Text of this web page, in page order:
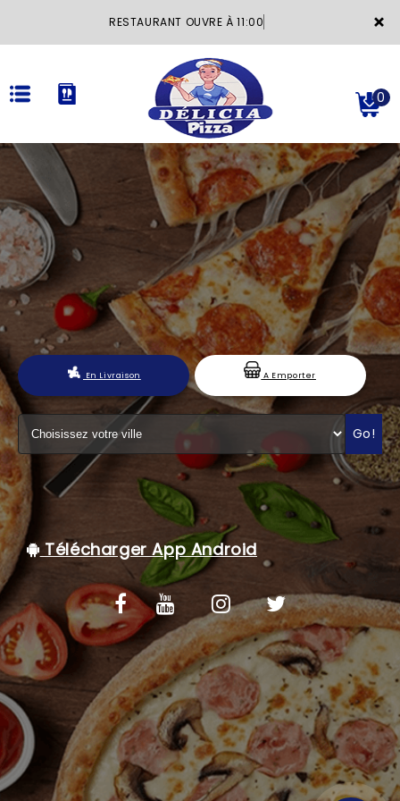
×
RESTAURANT OUVRE À 11:00
ACCUEIL
LA CARTE
VOTRE COMPTE
NOTRE RESTAURANT
VOS AVIS
MENTIONS LÉGALES
C.G.V
0
En Livraison A Emporter
Go!
Télécharger App Android